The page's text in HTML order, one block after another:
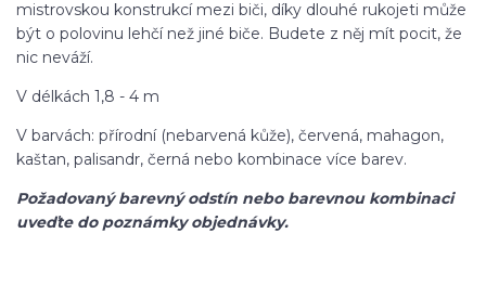
mistrovskou konstrukcí mezi biči, díky dlouhé rukojeti může
být o polovinu lehčí než jiné biče. Budete z něj mít pocit, že
nic neváží.
V délkách 1,8 - 4 m
V barvách: přírodní (nebarvená kůže), červená, mahagon,
kaštan, palisandr, černá nebo kombinace více barev.
Požadovaný barevný odstín nebo barevnou kombinaci
uveďte do poznámky objednávky.